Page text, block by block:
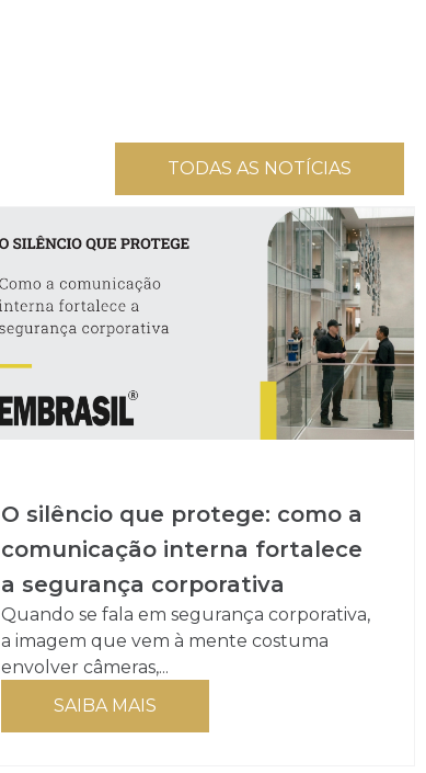
TODAS AS NOTÍCIAS
O silêncio que protege: como a
comunicação interna fortalece
a segurança corporativa
Quando se fala em segurança corporativa,
a imagem que vem à mente costuma
envolver câmeras,...
SAIBA MAIS